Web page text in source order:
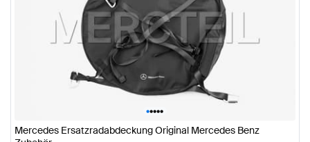
•••••
Mercedes Ersatzradabdeckung Original Mercedes Benz